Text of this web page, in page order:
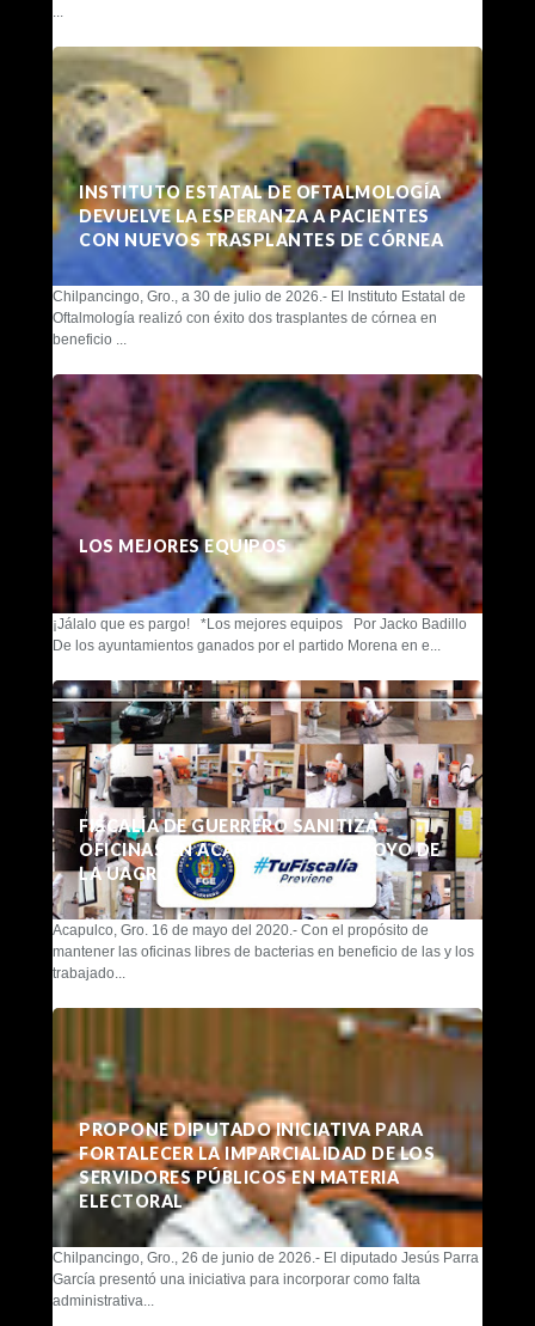
INSTITUTO ESTATAL DE OFTALMOLOGÍA
DEVUELVE LA ESPERANZA A PACIENTES
CON NUEVOS TRASPLANTES DE CÓRNEA
Chilpancingo, Gro., a 30 de julio de 2026.- El Instituto Estatal de
Oftalmología realizó con éxito dos trasplantes de córnea en
beneficio ...
LOS MEJORES EQUIPOS
¡Jálalo que es pargo! *Los mejores equipos Por Jacko Badillo
De los ayuntamientos ganados por el partido Morena en e...
FISCALÍA DE GUERRERO SANITIZA
OFICINAS EN ACAPULCO CON APOYO DE
LA UAGRO
Acapulco, Gro. 16 de mayo del 2020.- Con el propósito de
mantener las oficinas libres de bacterias en beneficio de las y los
trabajado...
PROPONE DIPUTADO INICIATIVA PARA
FORTALECER LA IMPARCIALIDAD DE LOS
SERVIDORES PÚBLICOS EN MATERIA
ELECTORAL
Chilpancingo, Gro., 26 de junio de 2026.- El diputado Jesús Parra
García presentó una iniciativa para incorporar como falta
administrativa...